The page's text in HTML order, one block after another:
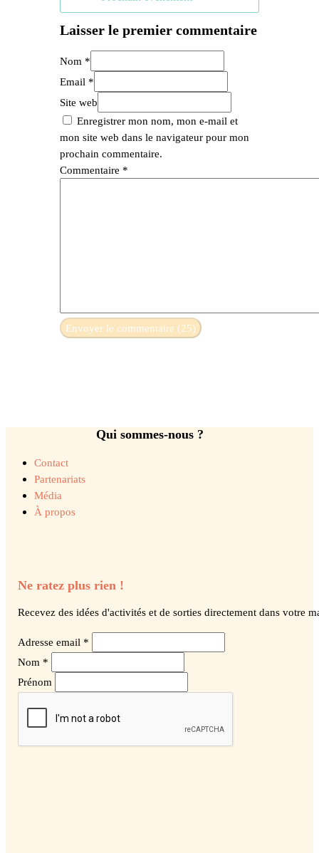
Laisser le premier commentaire
Nom *
Email *
Site web
Enregistrer mon nom, mon e-mail et
mon site web dans le navigateur pour mon
prochain commentaire.
Commentaire *
Qui sommes-nous ?
Contact
Partenariats
Média
À propos
Ne ratez plus rien !
Recevez des idées d'activités et de sorties directement dans votre
Adresse email *
Nom *
Prénom